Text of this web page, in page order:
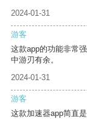
2024-01-31
游客
这款app的功能非常
中游刃有余。
2024-01-31
游客
这款加速器app简直